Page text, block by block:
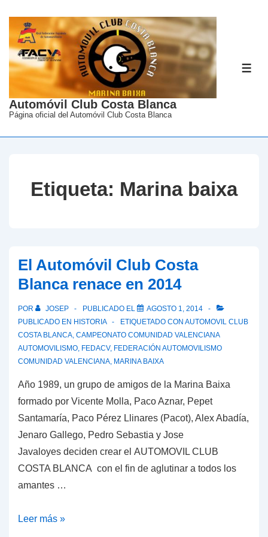
Saltar
contenido
principal
Automóvil Club Costa Blanca
Página oficial del Automóvil Club Costa Blanca
Etiqueta: Marina baixa
El Automóvil Club Costa
Blanca renace en 2014
POR JOSEP PUBLICADO EL
AGOSTO 1, 2014
PUBLICADO EN HISTORIA ETIQUETADO CON AUTOMOVIL CLUB
COSTA BLANCA CAMPEONATO COMUNIDAD VALENCIANA
AUTOMOVILISMO FEDACV, FEDERACIÓN AUTOMOVILISMO
COMUNIDAD VALENCIANA MARINA BAIXA
Año 1989, un grupo de amigos de la Marina Baixa
formado por Vicente Molla, Paco Aznar, Pepet
Santamaría, Paco Pérez Llinares (Pacot), Alex Abadía,
Jenaro Gallego, Pedro Sebastia y Jose
Javaloyes deciden crear el AUTOMOVIL CLUB
COSTA BLANCA con el fin de aglutinar a todos los
amantes …
El
Leer más »